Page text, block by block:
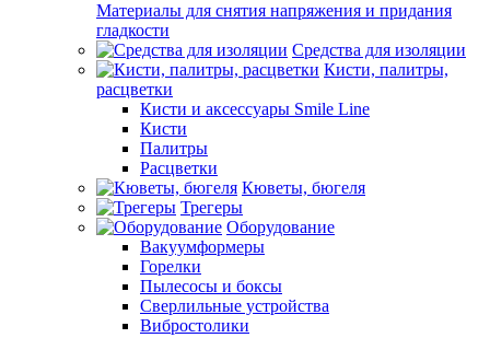
Материалы для снятия напряжения и придания
гладкости
Средства для изоляции
Кисти, палитры,
расцветки
Кисти и аксессуары Smile Line
Кисти
Палитры
Расцветки
Кюветы, бюгеля
Трегеры
Оборудование
Вакуумформеры
Горелки
Пылесосы и боксы
Сверлильные устройства
Вибростолики